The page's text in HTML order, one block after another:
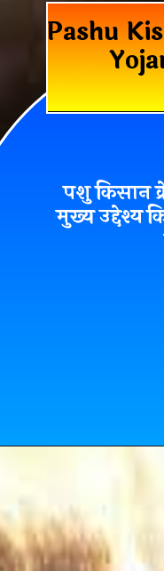
Pashu
पशु किसान
मुख्य उद्देश्य